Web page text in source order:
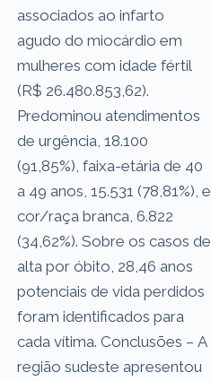
associados ao infarto
agudo do miocárdio em
mulheres com idade fértil
(R$ 26.480.853,62).
Predominou atendimentos
de urgência, 18.100
(91,85%), faixa-etária de 40
a 49 anos, 15.531 (78,81%), e
cor/raça branca, 6.822
(34,62%). Sobre os casos de
alta por óbito, 28,46 anos
potenciais de vida perdidos
foram identificados para
cada vítima. Conclusões – A
região sudeste apresentou